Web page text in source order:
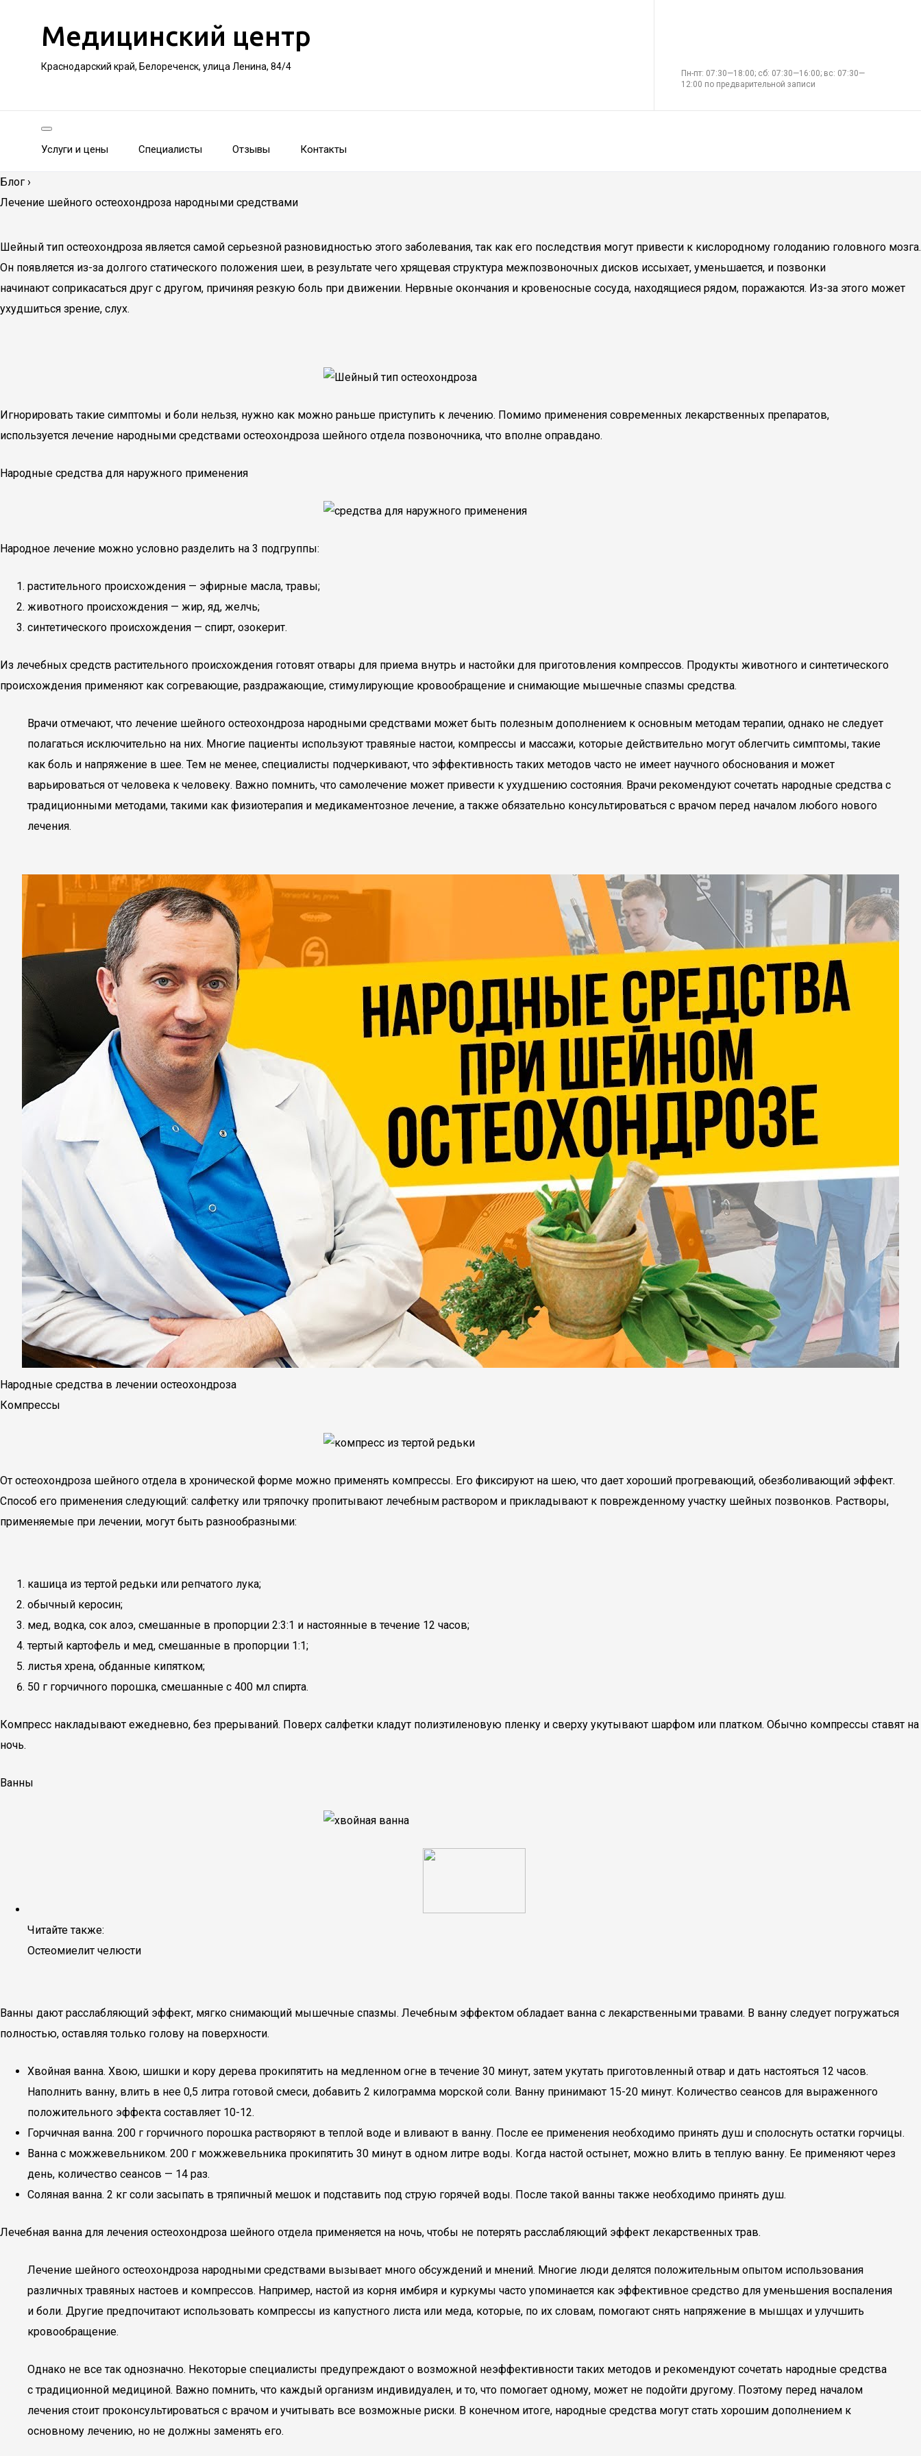
Медицинский центр
Краснодарский край, Белореченск, улица Ленина, 84/4
Пн-пт: 07:30—18:00; сб: 07:30—16:00; вс: 07:30—
12:00 по предварительной записи
Услуги и цены Специалисты Отзывы Контакты
Блог ›
Лечение шейного остеохондроза народными средствами
Шейный тип остеохондроза является самой серьезной разновидностью этого заболевания, так как его последствия могут привести к кислородному голоданию головного мозга.
Он появляется из-за долгого статического положения шеи, в результате чего хрящевая структура межпозвоночных дисков иссыхает, уменьшается, и позвонки
начинают соприкасаться друг с другом, причиняя резкую боль при движении. Нервные окончания и кровеносные сосуда, находящиеся рядом, поражаются. Из-за этого может
ухудшиться зрение, слух.
Игнорировать такие симптомы и боли нельзя, нужно как можно раньше приступить к лечению. Помимо применения современных лекарственных препаратов,
используется лечение народными средствами остеохондроза шейного отдела позвоночника, что вполне оправдано.
Народные средства для наружного применения
Народное лечение можно условно разделить на 3 подгруппы:
растительного происхождения — эфирные масла, травы;
животного происхождения — жир, яд, желчь;
синтетического происхождения — спирт, озокерит.
Из лечебных средств растительного происхождения готовят отвары для приема внутрь и настойки для приготовления компрессов. Продукты животного и синтетического
происхождения применяют как согревающие, раздражающие, стимулирующие кровообращение и снимающие мышечные спазмы средства.
Врачи отмечают, что лечение шейного остеохондроза народными средствами может быть полезным дополнением к основным методам терапии, однако не следует
полагаться исключительно на них. Многие пациенты используют травяные настои, компрессы и массажи, которые действительно могут облегчить симптомы, такие
как боль и напряжение в шее. Тем не менее, специалисты подчеркивают, что эффективность таких методов часто не имеет научного обоснования и может
варьироваться от человека к человеку. Важно помнить, что самолечение может привести к ухудшению состояния. Врачи рекомендуют сочетать народные средства с
традиционными методами, такими как физиотерапия и медикаментозное лечение, а также обязательно консультироваться с врачом перед началом любого нового
лечения.
Народные средства в лечении остеохондроза
Компрессы
От остеохондроза шейного отдела в хронической форме можно применять компрессы. Его фиксируют на шею, что дает хороший прогревающий, обезболивающий эффект.
Способ его применения следующий: салфетку или тряпочку пропитывают лечебным раствором и прикладывают к поврежденному участку шейных позвонков. Растворы,
применяемые при лечении, могут быть разнообразными:
кашица из тертой редьки или репчатого лука;
обычный керосин;
мед, водка, сок алоэ, смешанные в пропорции 2:3:1 и настоянные в течение 12 часов;
тертый картофель и мед, смешанные в пропорции 1:1;
листья хрена, обданные кипятком;
50 г горчичного порошка, смешанные с 400 мл спирта.
Компресс накладывают ежедневно, без прерываний. Поверх салфетки кладут полиэтиленовую пленку и сверху укутывают шарфом или платком. Обычно компрессы ставят на
ночь.
Ванны
Читайте также:
Остеомиелит челюсти
Ванны дают расслабляющий эффект, мягко снимающий мышечные спазмы. Лечебным эффектом обладает ванна с лекарственными травами. В ванну следует погружаться
полностью, оставляя только голову на поверхности.
Хвойная ванна. Хвою, шишки и кору дерева прокипятить на медленном огне в течение 30 минут, затем укутать приготовленный отвар и дать настояться 12 часов.
Наполнить ванну, влить в нее 0,5 литра готовой смеси, добавить 2 килограмма морской соли. Ванну принимают 15-20 минут. Количество сеансов для выраженного
положительного эффекта составляет 10-12.
Горчичная ванна. 200 г горчичного порошка растворяют в теплой воде и вливают в ванну. После ее применения необходимо принять душ и сполоснуть остатки горчицы.
Ванна с можжевельником. 200 г можжевельника прокипятить 30 минут в одном литре воды. Когда настой остынет, можно влить в теплую ванну. Ее применяют через
день, количество сеансов — 14 раз.
Соляная ванна. 2 кг соли засыпать в тряпичный мешок и подставить под струю горячей воды. После такой ванны также необходимо принять душ.
Лечебная ванна для лечения остеохондроза шейного отдела применяется на ночь, чтобы не потерять расслабляющий эффект лекарственных трав.
Лечение шейного остеохондроза народными средствами вызывает много обсуждений и мнений. Многие люди делятся положительным опытом использования
различных травяных настоев и компрессов. Например, настой из корня имбиря и куркумы часто упоминается как эффективное средство для уменьшения воспаления
и боли. Другие предпочитают использовать компрессы из капустного листа или меда, которые, по их словам, помогают снять напряжение в мышцах и улучшить
кровообращение.
Однако не все так однозначно. Некоторые специалисты предупреждают о возможной неэффективности таких методов и рекомендуют сочетать народные средства
с традиционной медициной. Важно помнить, что каждый организм индивидуален, и то, что помогает одному, может не подойти другому. Поэтому перед началом
лечения стоит проконсультироваться с врачом и учитывать все возможные риски. В конечном итоге, народные средства могут стать хорошим дополнением к
основному лечению, но не должны заменять его.